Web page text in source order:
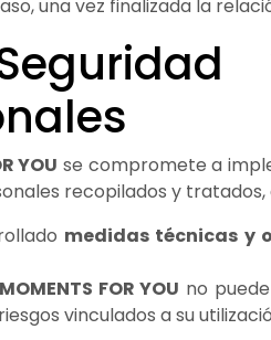
una vez finalizada la
YOU se compromete a
recopilados y
medidas técnicas y
MOMENTS FOR YOU no
vinculados a su